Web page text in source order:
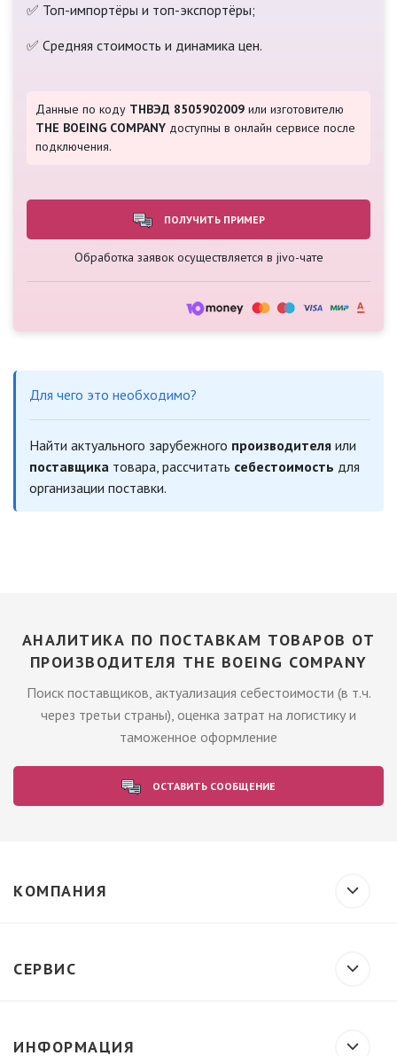
✅ Топ-импортёры и топ-экспортёры;
✅ Средняя стоимость и динамика цен.
Данные по коду ТНВЭД 8505902009 или изготовителю
THE BOEING COMPANY доступны в онлайн сервисе после
подключения.
ПОЛУЧИТЬ ПРИМЕР
Обработка заявок осуществляется в jivo-чате
Для чего это необходимо?
Найти актуального зарубежного производителя или
поставщика товара, рассчитать себестоимость для
организации поставки.
АНАЛИТИКА ПО ПОСТАВКАМ ТОВАРОВ ОТ
ПРОИЗВОДИТЕЛЯ THE BOEING COMPANY
Поиск поставщиков, актуализация себестоимости (в т.ч.
через третьи страны), оценка затрат на логистику и
таможенное оформление
ОСТАВИТЬ СООБЩЕНИЕ
КОМПАНИЯ
СЕРВИС
ИНФОРМАЦИЯ